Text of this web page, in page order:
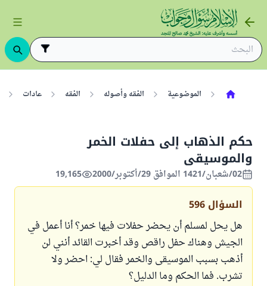
الموضوعية الفقه وأصوله الفقه عادات
حكم الذهاب إلى حفلات الخمر
والموسيقى
02/شعبان/1421 الموافق 29/أكتوبر/2000 19,165
السؤال 596
هل يحل لمسلم أن يحضر حفلات فيها خمر؟ أنا أعمل في
الجيش وهناك حفل راقص وقد أخبرت القائد أنني لن
أذهب بسبب الموسيقى والخمر فقال لي: احضر ولا
تشرب. فما الحكم وما الدليل؟